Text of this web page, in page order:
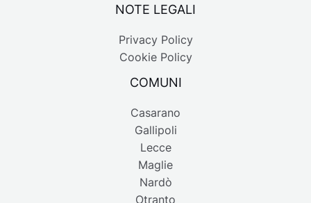
NOTE LEGALI
Privacy Policy
Cookie Policy
COMUNI
Casarano
Gallipoli
Lecce
Maglie
Nardò
Otranto